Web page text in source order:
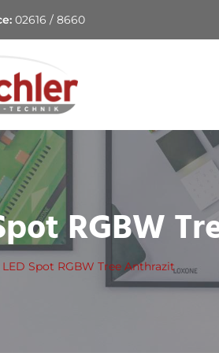
02616 / 8660
RGBW
LED Spot RGBW Tree Anthrazit